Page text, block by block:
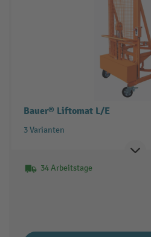
Bauer® Liftomat L/E
3 Varianten
34 Arbeitstage